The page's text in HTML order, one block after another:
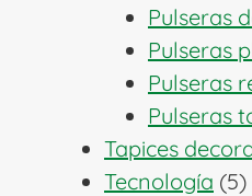
Pulseras
Pulseras
Pulseras
Pulseras
Tapices
Tecnología 55